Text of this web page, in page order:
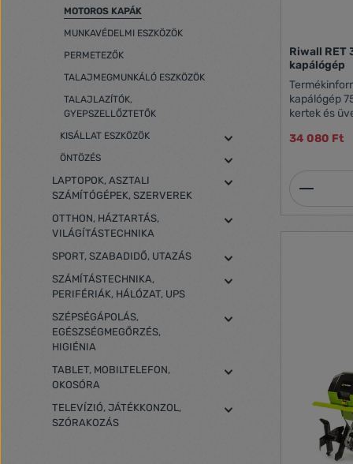
MOTOROS KAPÁK
MUNKAVÉDELMI ESZKÖZÖK
PERMETEZŐK
TALAJMEGMUNKÁLÓ ESZKÖZÖK
TALAJLAZÍTÓK,
GYEPSZELLŐZTETŐK
KISÁLLAT ESZKÖZÖK
ÖNTÖZÉS
LAPTOPOK, ASZTALI
SZÁMÍTÓGÉPEK, SZERVEREK
OTTHON, HÁZTARTÁS,
VILÁGÍTÁSTECHNIKA
SPORT, SZABADIDŐ, UTAZÁS
SZÁMÍTÁSTECHNIKA,
PERIFÉRIÁK, HÁLÓZAT, UPS
SZÉPSÉGÁPOLÁS,
EGÉSZSÉGMEGŐRZÉS,
HIGIÉNIA
TABLET, MOBILTELEFON,
OKOSÓRA
TELEVÍZIÓ, JÁTÉKKONZOL,
SZÓRAKOZÁS
Riwall RET
kapálógép
kapálógép
kertek és
•rengeteg
•nagyon
•csendes
a gép
hővédelem
alkatrészek
egyszerű
rögök
trágya és
34 080 Ft